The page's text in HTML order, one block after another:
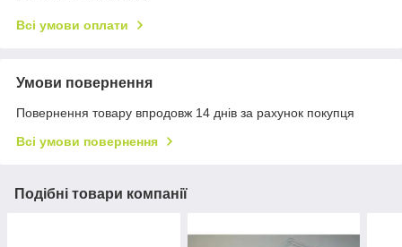
Всі умови оплати
Умови повернення
Повернення товару впродовж 14 днів за рахунок покупця
Всі умови повернення
Подібні товари компанії